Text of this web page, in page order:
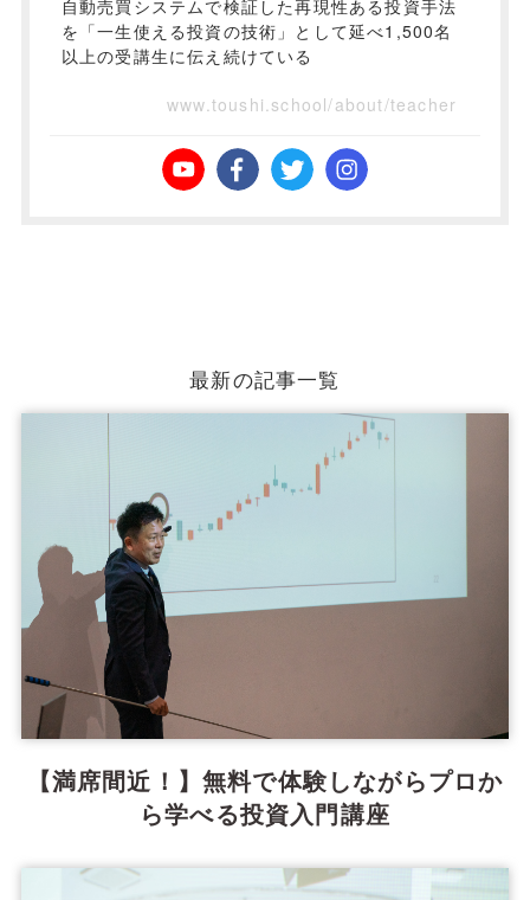
自動売買システムで検証した再現性ある投資手法
を「一生使える投資の技術」として延べ1,500名
以上の受講生に伝え続けている
www.toushi.school/about/teacher
最新の記事一覧
【満席間近！】無料で体験しながらプロか
ら学べる投資入門講座